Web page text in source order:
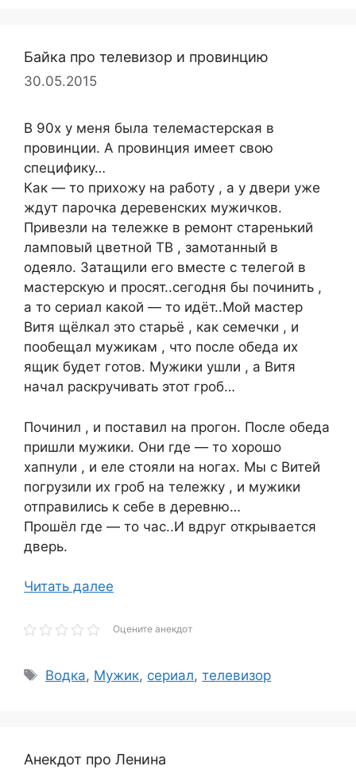
Байка про телевизор и провинцию
30.05.2015
В 90х у меня была телемастерская в
провинции. А провинция имеет свою
специфику…
Как — то прихожу на работу , а у двери уже
ждут парочка деревенских мужичков.
Привезли на тележке в ремонт старенький
ламповый цветной ТВ , замотанный в
одеяло. Затащили его вместе с телегой в
мастерскую и просят..сегодня бы починить ,
а то сериал какой — то идёт..Мой мастер
Витя щёлкал это старьё , как семечки , и
пообещал мужикам , что после обеда их
ящик будет готов. Мужики ушли , а Витя
начал раскручивать этот гроб…
Починил , и поставил на прогон. После обеда
пришли мужики. Они где — то хорошо
хапнули , и еле стояли на ногах. Мы с Витей
погрузили их гроб на тележку , и мужики
отправились к себе в деревню…
Прошёл где — то час..И вдруг открывается
дверь.
Читать далее
Оцените анекдот
Метки
Водка, Мужик, сериал,телевизор
Анекдот про Ленина